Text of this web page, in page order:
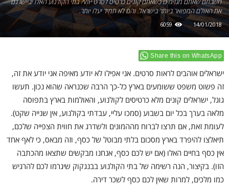
את האולם המפואר ביותר בישראל. והם לא תמיד יעלו יותר.
14/01/2018
6059
Share this on WhatsApp
ישראלים אוהבים לראות סרטים. אני אפילו לא יודע מאיפה אני יודע את זה,
זה פשוט משפט ששומעים בארץ כל-כך הרבה שכנראה שהוא נכון. תעשו
גוגל, ישראלים קונים מלא כרטיסים לקולנוע, והאולמות בארץ בתפוסה
מלאה בערך בכל יום בשבוע (סמכו עליי, עבדתי בקולנוע, אין שנייה שקט).
לעומת זאת, אם תרצו לברוח מההמונים ולשדרג את חווית הצפייה שלכם,
תיאלצו להיפרד בארץ מסכום בלתי מבוטל של כסף, וזה מבאס, כי לאף אחד
אין כסף בחיים האלו (אם יש לכם כסף, אנחנו מבקשים שתצאו מהכתבה
הזו). בקיצור, הנה רשימה של בתי הקולנוע בבנגקוק שיגרמו לכם להרגיש
כמו מלכים, למרות שאין לכם כסף לשכר דירה.